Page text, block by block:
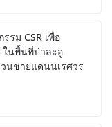
รม CSR เพื่อ
นพื้นที่ป่าละอู
วนชายแดนนเรศวร